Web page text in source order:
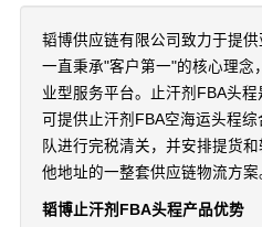
韬博供应链有限公司致力于提
一直秉承"客户第一"的核心理念
业型服务平台。止汗剂FBA头程
可提供止汗剂FBA空海运头程
队进行完税清关，并安排提货
他地址的一整套供应链物流方案
韬博止汗剂FBA头程产品优势